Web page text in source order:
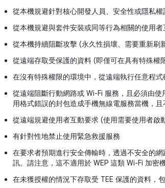
從本機規避針對核心開發人員、安全性或隱私
從本機規避與套件安裝或同等行為相關的使用者
從本機持續阻斷攻擊 (永久性損壞、需要重新刷
從遠端存取受保護的資料 (即僅可在具有特殊權
在沒有特殊權限的環境中，從遠端執行任意程式
從遠端阻斷行動網路或 Wi-Fi 服務，且必須由
用格式錯誤的封包造成手機無線電服務當機，
從遠端規避使用者互動要求 (使用需要使用者啟
有針對性地禁止使用緊急救援服務
在要求者預期進行安全傳輸時，透過不安全的
訊。請注意，這不適用於 WEP 這類 Wi-Fi 加密機
在未獲授權的情況下存取受 TEE 保護的資料，